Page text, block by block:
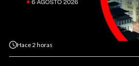
Hace2 horas